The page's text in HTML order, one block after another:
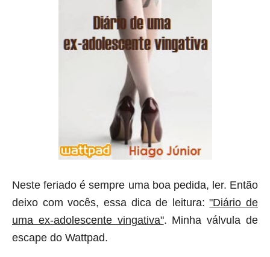
Neste feriado é sempre uma boa pedida, ler. Então
deixo com vocês, essa dica de leitura:"Diário de
uma ex-adolescente vingativa". Minha válvula de
escape do Wattpad.